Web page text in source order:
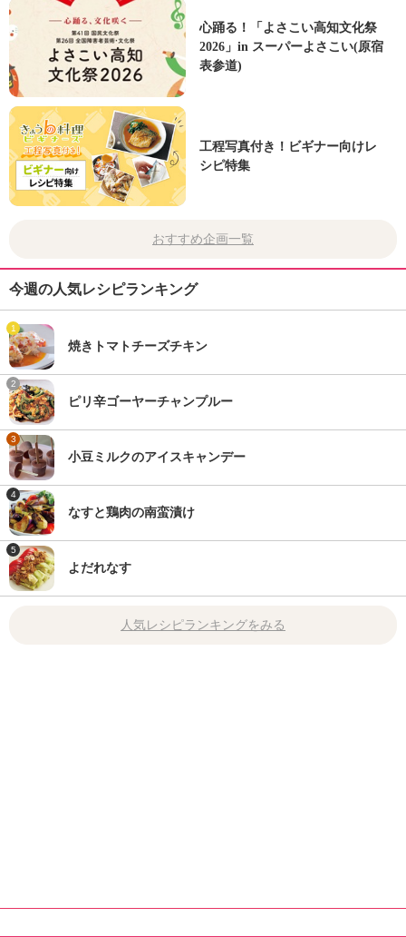
心踊る！「よさこい高知文化祭
2026」in スーパーよさこい(原宿
表参道)
工程写真付き！ビギナー向けレ
シピ特集
おすすめ企画一覧
今週の人気レシピランキング
1
焼きトマトチーズチキン
2
ピリ辛ゴーヤーチャンプルー
3
小豆ミルクのアイスキャンデー
4
なすと鶏肉の南蛮漬け
5
よだれなす
人気レシピランキングをみる